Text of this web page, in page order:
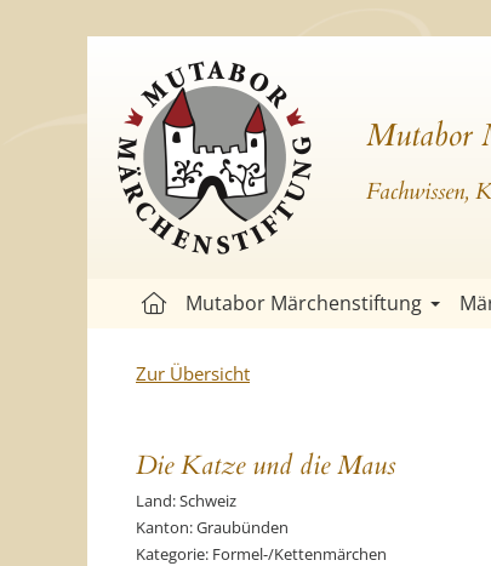
Mutabor
Fachwissen,
Mutabor Märchenstiftung
Zur Übersicht
Die Katze und die Maus
Land: Schweiz
Kanton: Graubünden
Kategorie: Formel-/Kettenmärchen